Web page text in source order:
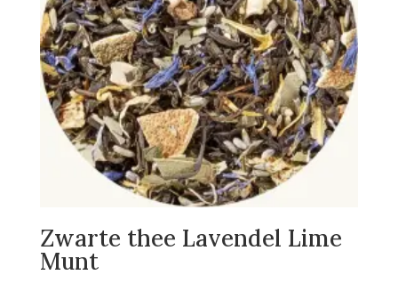
Zwarte thee Lavendel Lime
Munt